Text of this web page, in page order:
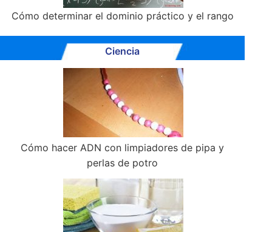
Cómo determinar el dominio práctico y el rango
Ciencia
Cómo hacer ADN con limpiadores de pipa y
perlas de potro